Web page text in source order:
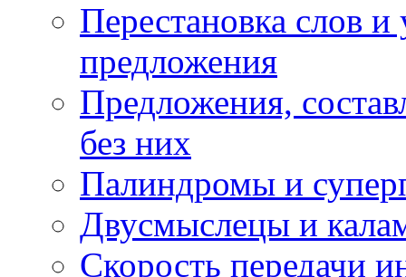
Перестановка слов
предложения
Предложения,
без них
Палиндромы и
Двусмыслецы и
Скорость передачи